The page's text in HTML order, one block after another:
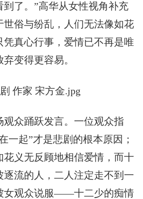
到了。”高华从女性视角补充
世俗与纷乱，人们无法像如花
凭真心行事，爱情已不再是唯
变得更容易。
观众踊跃发言。一位观众指
一起”才是悲剧的根本原因；
花义无反顾地相信爱情，而十
逐流的人，二人注定走不到一
女观众说服——十二少的痴情